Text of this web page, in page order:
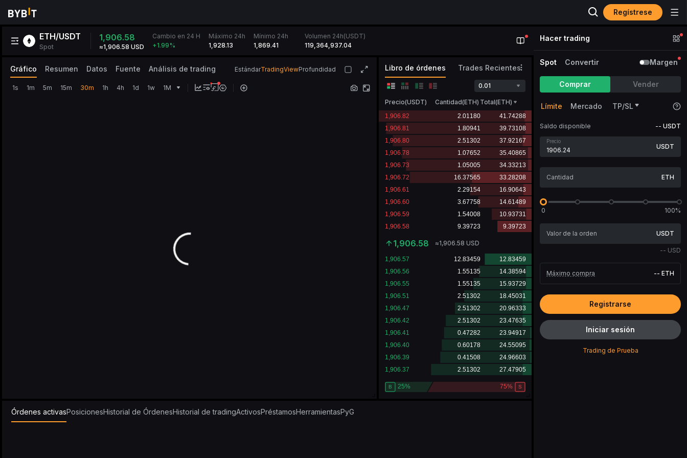
Regístrese
ETH/USDT
Spot
1,906.58
≈1,906.58 USD
Cambio en 24 H
+1.99%
Máximo 24h
1,928.13
Mínimo 24h
1,869.41
Volumen 24h(USDT)
119,364,937.04
Gráfico Resumen Datos Fuente Análisis de trading EstándarTradingViewProfundidad
1s 1m 5m 15m 30m 1h 4h 1d 1w 1M
Libro de órdenes Trades Recientes
0.01
Precio(USDT) Cantidad(ETH) Total(ETH)
1,906.58 ≈1,906.58 USD
Órdenes activasPosicionesHistorial de ÓrdenesHistorial de tradingActivosPréstamosHerramientasPyG
Hacer trading
Spot Convertir Margen
Comprar Vender
Límite Mercado TP/SL
Saldo disponible -- USDT
Precio
USDT
ETH
0 100%
USDT
-- USD
Máximo compra -- ETH
Registrarse
Iniciar sesión
Trading de Prueba